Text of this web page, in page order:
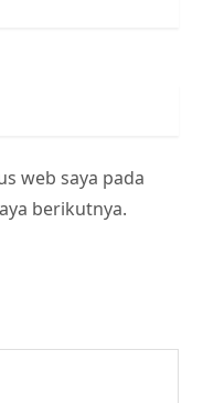
web saya pada
berikutnya.